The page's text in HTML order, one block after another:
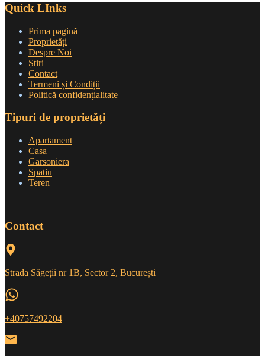
Quick LInks
Prima pagină
Proprietăți
Despre Noi
Știri
Contact
Termeni și Condiții
Politică confidențialitate
Tipuri de proprietăți
Apartament
Casa
Garsoniera
Spatiu
Teren
Contact
Strada Săgeții nr 1B, Sector 2, București
+40757492204